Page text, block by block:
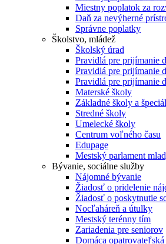
Miestny poplatok za
Daň za nevýherné
Správne poplatky
Školstvo, mládež
Školský úrad
Pravidlá pre prijímanie
Pravidlá pre prijímanie
Pravidlá pre prijímanie
Materské školy
Základné školy a
Stredné školy
Umelecké školy
Centrum voľného času
Edupage
Mestský parlament
Bývanie, sociálne služby
Nájomné bývanie
Žiadosť o pridelenie
Žiadosť o poskytnutie
Nocľaháreň a útulky
Mestský terénny tím
Zariadenia pre seniorov
Domáca opatrovateľská